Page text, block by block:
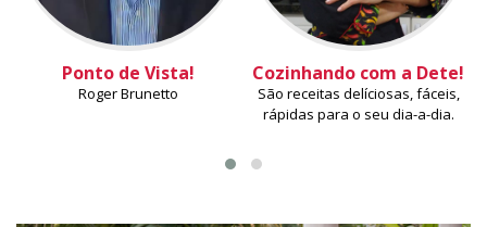
Ponto de Vista!
Roger Brunetto
Cozinhando com a Dete!
São receitas delíciosas, fáceis,
rápidas para o seu dia-a-dia.